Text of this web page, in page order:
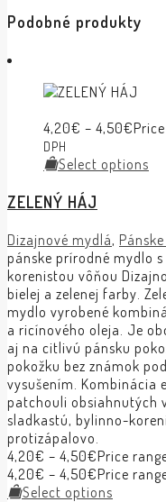
Podobné produkty
4,20€ – 4,50€
DPH
Select options
ZELENÝ HÁJ
Dizajnové mydlá,
pánske prírodné mydlo
korenistou vôňou
bielej a zelenej farby.
mydlo vyrobené
a ricínového oleja. Je
aj na citlivú pánsku
pokožku bez známok
vysušením. Kombinácia
patchouli obsiahnutých
sladkastú, bylinno-
protizápalovo.
4,20€ – 4,50€Price
4,20€ – 4,50€Price
Select options